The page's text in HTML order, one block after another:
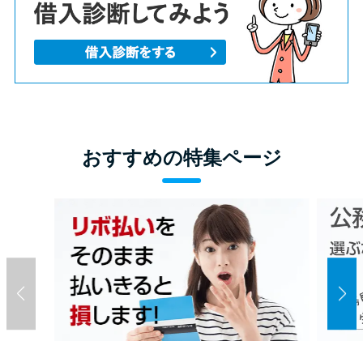
おすすめの特集ページ